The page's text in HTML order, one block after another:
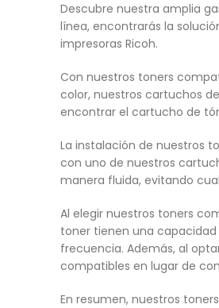
Descubre nuestra amplia
línea, encontrarás la
impresoras Ricoh.
Con nuestros toners
color, nuestros cartuchos
encontrar el cartucho de
La instalación de nuestros
con uno de nuestros
manera fluida, evitando
Al elegir nuestros toners
toner tienen una
frecuencia. Además, al
compatibles en lugar de
En resumen, nuestros